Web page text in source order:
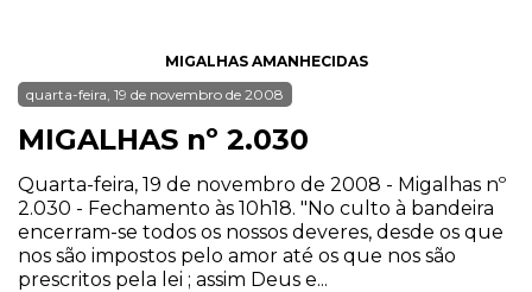
MIGALHAS AMANHECIDAS
quarta-feira, 19 de novembro de 2008
MIGALHAS nº 2.030
Quarta-feira, 19 de novembro de 2008 - Migalhas nº
2.030 - Fechamento às 10h18. "No culto à bandeira
encerram-se todos os nossos deveres, desde os que
nos são impostos pelo amor até os que nos são
prescritos pela lei ; assim Deus e...